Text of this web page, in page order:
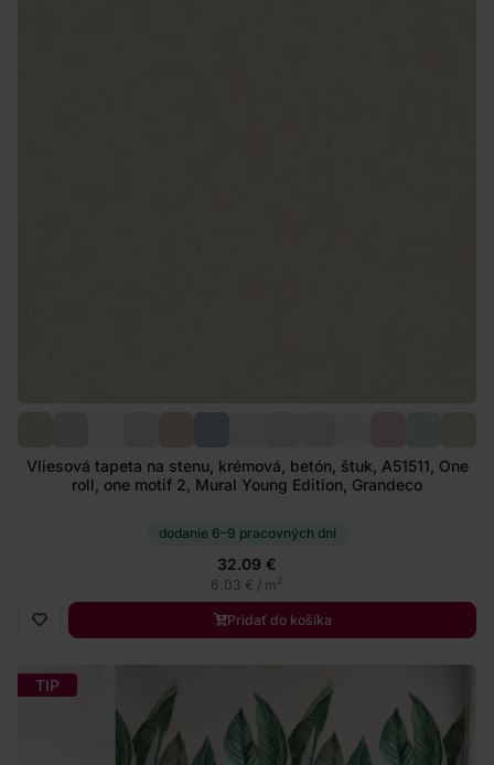
Vliesová tapeta na stenu, krémová, betón, štuk, A51511, One
roll, one motif 2, Mural Young Edition, Grandeco
dodanie 6–9 pracovných dní
32.09 €
6.03 € / m2
Pridať do košíka
TIP